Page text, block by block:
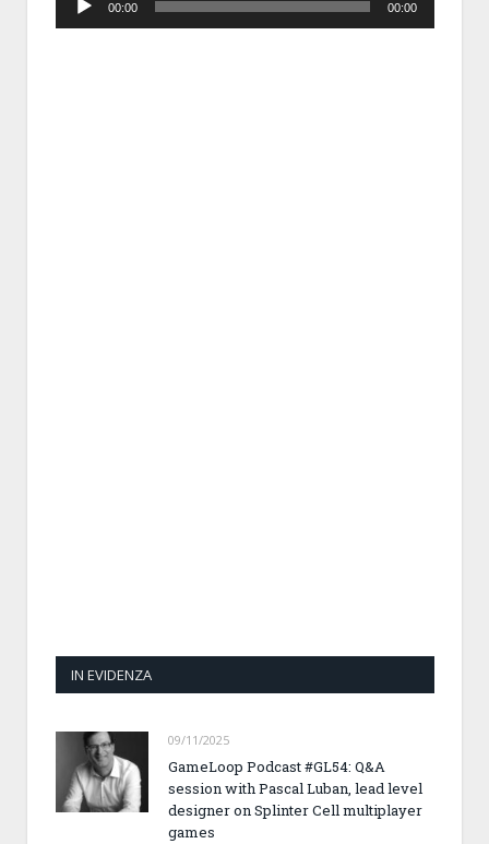
Player
00:00 00:00
IN EVIDENZA
09/11/2025
GameLoop Podcast #GL54: Q&A
session with Pascal Luban, lead level
designer on Splinter Cell multiplayer
games